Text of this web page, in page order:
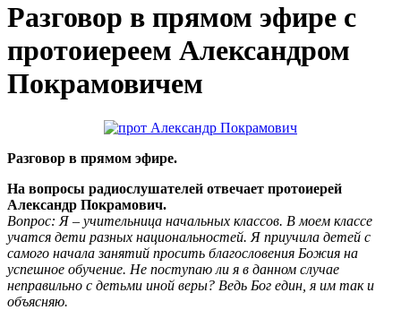
Разговор в прямом эфире с
протоиереем Александром
Покрамовичем
Разговор в прямом эфире.
На вопросы радиослушателей отвечает протоиерей
Александр Покрамович.
Вопрос: Я – учительница начальных классов. В моем классе
учатся дети разных национальностей. Я приучила детей с
самого начала занятий просить благословения Божия на
успешное обучение. Не поступаю ли я в данном случае
неправильно с детьми иной веры? Ведь Бог един, я им так и
объясняю.